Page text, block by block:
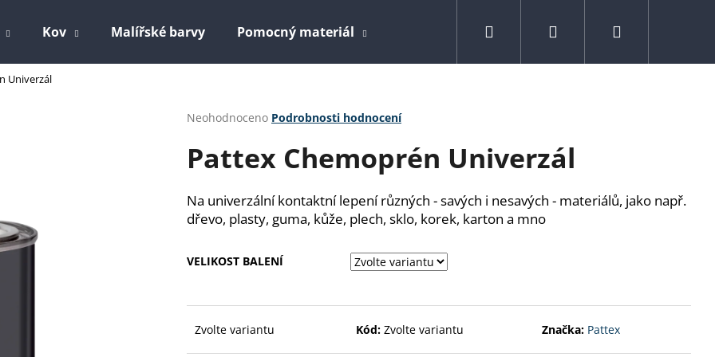
Kov Malířské barvy Pomocný materiál Drogerie Kontakty
Přihlášení
Univerzál
Průměrné
produktu
je
z
5
hvězdiček.
Neohodnoceno Podrobnosti hodnocení
Pattex Chemoprén Univerzál
Na univerzální kontaktní lepení různých - savých i nesavých - materiálů, jako např.
dřevo, plasty, guma, kůže, plech, sklo, korek, karton a mno
VELIKOST BALENÍ
Zvolte variantu Kód: Zvolte variantu Značka: Pattex
Co potřebujete najít?
HLEDAT